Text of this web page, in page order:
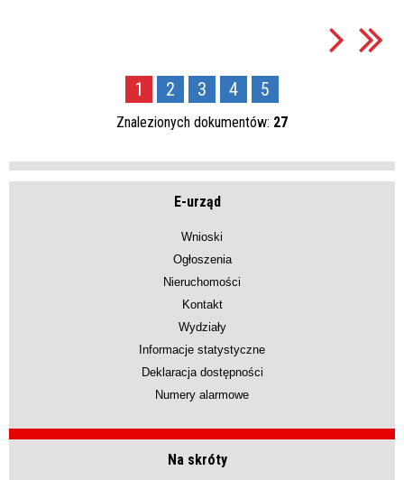
1 2 3 4 5
Znalezionych dokumentów: 27
E-urząd
Wnioski
Ogłoszenia
Nieruchomości
Kontakt
Wydziały
Informacje statystyczne
Deklaracja dostępności
Numery alarmowe
Na skróty